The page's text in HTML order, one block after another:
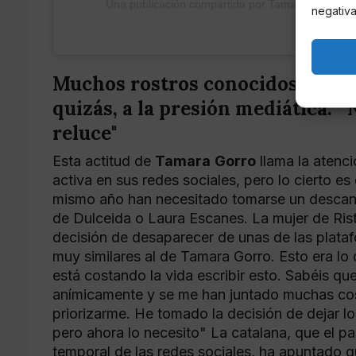
Una publicación compartida por Tamara Gorro
Muchos rostros conocidos han
quizás, a la presión mediática. "
reluce"
Esta actitud de Tamara Gorro llama la
activa en sus redes sociales, pero lo cierto
mismo año han necesitado tomarse un
de Dulceida o Laura Escanes. La mujer de
decisión de desaparecer de unas de las
muy similares al de Tamara Gorro. Esto era
está costando la vida escribir esto. Sabéis
anímicamente y se me han juntado muchas
priorizarme. He tomado la decisión de dejar
pero ahora lo necesito" La catalana, que el
temporal de las redes sociales, ha apuntado